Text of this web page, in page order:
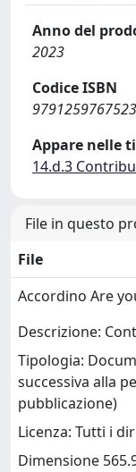
Anno del
2023
Codice ISBN
9791259767523
Appare nelle
14.d.3
File in questo
File
Accordino Are
Descrizione:
Tipologia:
successiva alla
pubblicazione)
Licenza: Tutti i
Dimensione